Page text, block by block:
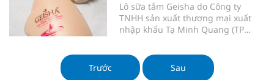
Lô sữa tắm Geisha do Công ty
TNHH sản xuất thương mại xuất
nhập khẩu Tạ Minh Quang (TP
hành, thu hồi toàn quốc vì không
đạt tiêu chuẩn chất lượng.
Trước Sau